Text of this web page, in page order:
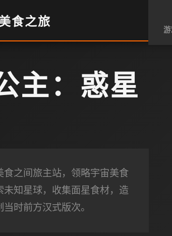
食之旅
主：惑星
之间旅主站，领略宇宙美食
知星球，收集面星食材，造
时前方汉式版次。